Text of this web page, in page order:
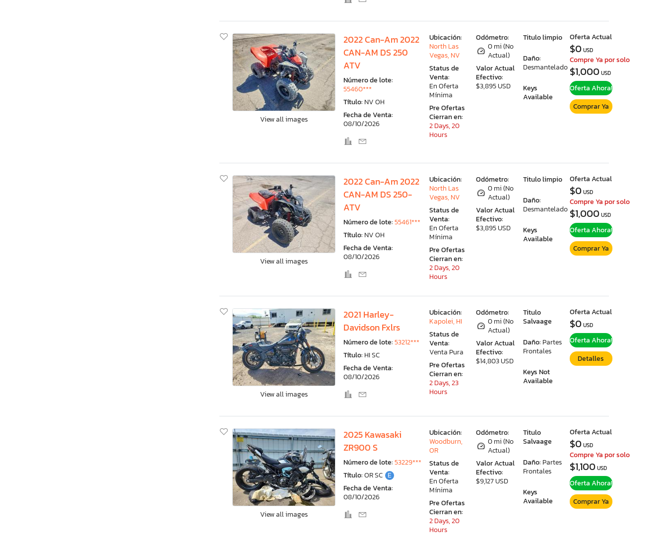
View all images
2022 Can-Am 2022
CAN-AM DS 250
ATV
Número de lote:
55460***
Título: NV OH
Fecha de Venta:
08/10/2026
Odómetro:
0 mi (No
Actual)
Valor Actual
Efectivo:
$3,895 USD
Titulo limpio
Daño:
Desmantelado
Keys
Available
Ubicación:
North Las
Vegas, NV
Status de
Venta:
En Oferta
Mínima
Pre Ofertas
Cierran en:
2 Days, 20
Hours
Oferta Actual
$0USD
Compre Ya por solo
$1,000USD
Oferta Ahora!
Comprar Ya
View all images
2022 Can-Am 2022
CAN-AM DS 250-
ATV
Número de lote:55461***
Título: NV OH
Fecha de Venta:
08/10/2026
Odómetro:
0 mi (No
Actual)
Valor Actual
Efectivo:
$3,895 USD
Titulo limpio
Daño:
Desmantelado
Keys
Available
Ubicación:
North Las
Vegas, NV
Status de
Venta:
En Oferta
Mínima
Pre Ofertas
Cierran en:
2 Days, 20
Hours
Oferta Actual
$0USD
Compre Ya por solo
$1,000USD
Oferta Ahora!
Comprar Ya
View all images
2021 Harley-
Davidson Fxlrs
Número de lote:53212***
Título: HI SC
Fecha de Venta:
08/10/2026
Odómetro:
0 mi (No
Actual)
Valor Actual
Efectivo:
$14,803 USD
Titulo
Salvaage
Daño: Partes
Frontales
Keys Not
Available
Ubicación:
Kapolei, HI
Status de
Venta:
Venta Pura
Pre Ofertas
Cierran en:
2 Days, 23
Hours
Oferta Actual
$0USD
Oferta Ahora!
Detalles
View all images
2025 Kawasaki
ZR900 S
Número de lote:53229***
Título:OR SC E
Fecha de Venta:
08/10/2026
Odómetro:
0 mi (No
Actual)
Valor Actual
Efectivo:
$9,127 USD
Titulo
Salvaage
Daño: Partes
Frontales
Keys
Available
Ubicación:
Woodburn,
OR
Status de
Venta:
En Oferta
Mínima
Pre Ofertas
Cierran en:
2 Days, 20
Hours
Oferta Actual
$0USD
Compre Ya por solo
$1,100USD
Oferta Ahora!
Comprar Ya